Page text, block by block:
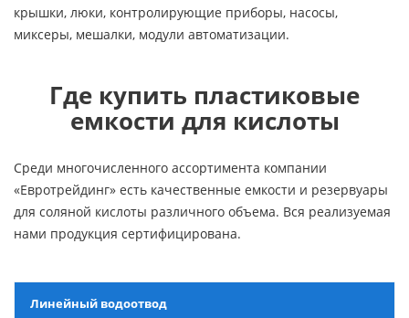
крышки, люки, контролирующие приборы, насосы,
миксеры, мешалки, модули автоматизации.
Где купить пластиковые
емкости для кислоты
Среди многочисленного ассортимента компании
«Евротрейдинг» есть качественные емкости и резервуары
для соляной кислоты различного объема. Вся реализуемая
нами продукция сертифицирована.
Линейный водоотвод